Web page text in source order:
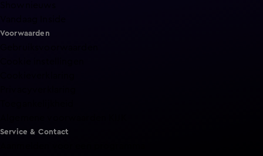
Voorwaarden
Service & Contact